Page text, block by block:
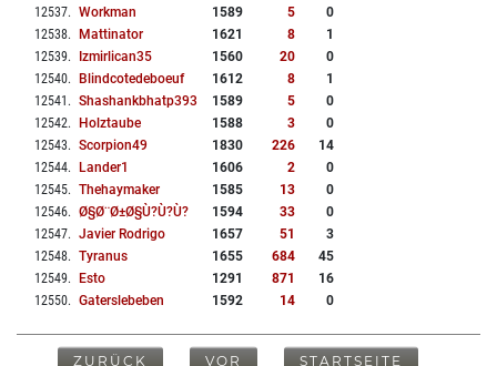
12537. Workman 1589 5
0
12538. Mattinator 1621 8
1
12539. Izmirlican35 1560 20
0
12540. Blindcotedeboeuf 1612 8
1
12541 . Shashankbhatp393 1589 5
0
12542. Holztaube 1588 3
0
12543. Scorpion49 1830 226
14
12544. Lander1 1606 2
0
12545. Thehaymaker 1585 13
0
12546. Ø§ø¨ø±ø§ù?ù?ù? 1594 33
0
12547. Javier Rodrigo 1657 51
3
12548. Tyranus 1655 684
45
12549. Esto 1291 871
16
12550. Gaterslebeben 1592 14 0
ZURÜCK VOR STARTSEITE